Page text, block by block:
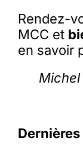
Rendez-
MCC et
en savoir
Michel